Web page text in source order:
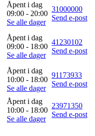
Åpent i dag
09:00 - 20:00
Se alle dager
31000000
Send e-post
Åpent i dag
09:00 - 18:00
Se alle dager
41230102
Send e-post
Åpent i dag
10:00 - 18:00
Se alle dager
91173933
Send e-post
Åpent i dag
10:00 - 18:00
Se alle dager
23971350
Send e-post